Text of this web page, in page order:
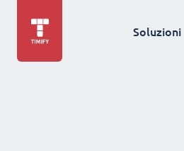
Soluzioni